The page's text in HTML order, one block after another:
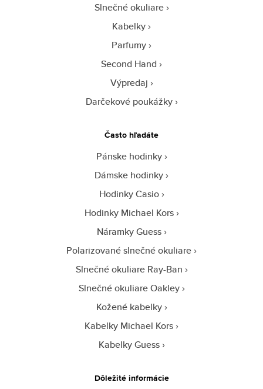
Slnečné okuliare
Kabelky
Parfumy
Second Hand
Výpredaj
Darčekové poukážky
Často hľadáte
Pánske hodinky
Dámske hodinky
Hodinky Casio
Hodinky Michael Kors
Náramky Guess
Polarizované slnečné okuliare
Slnečné okuliare Ray-Ban
Slnečné okuliare Oakley
Kožené kabelky
Kabelky Michael Kors
Kabelky Guess
Dôležité informácie